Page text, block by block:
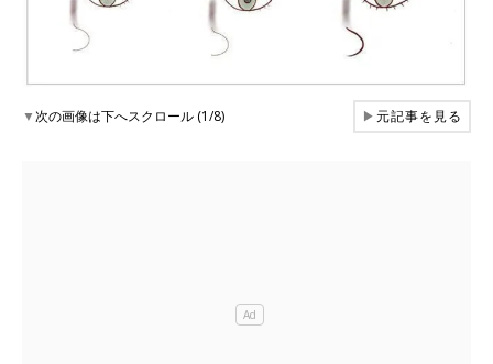
▼次の画像は下へスクロール (1/8) ▶元記事を見る